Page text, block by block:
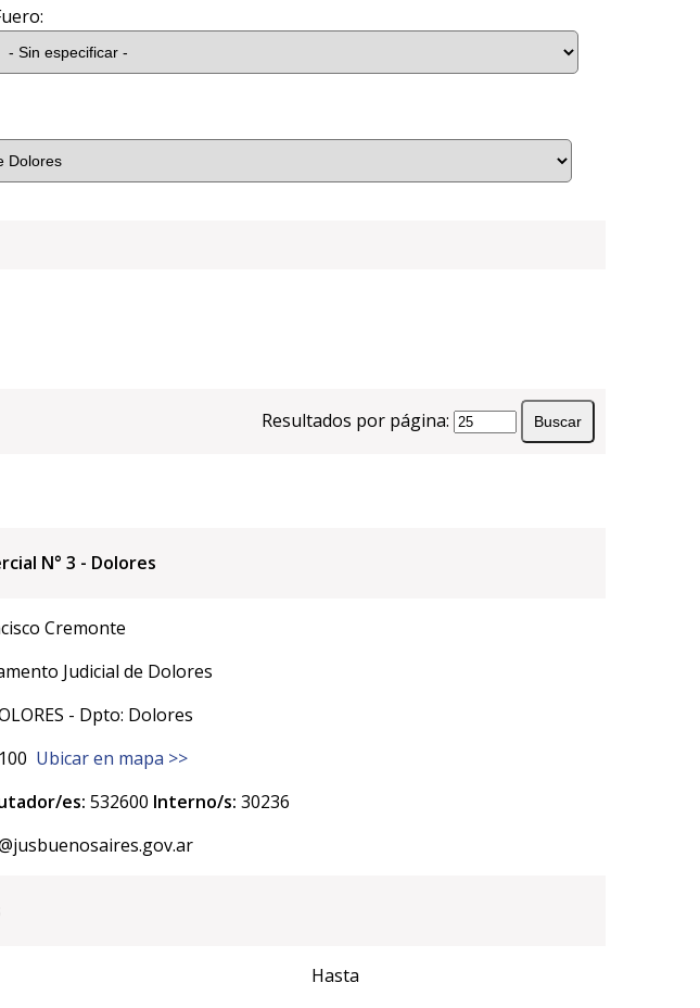
Resultados por página:
N° 3 - Dolores
Cremonte
Judicial de Dolores
- Dpto: Dolores
Ubicar en mapa >>
es: 532600 Interno/s: 30236
Hasta